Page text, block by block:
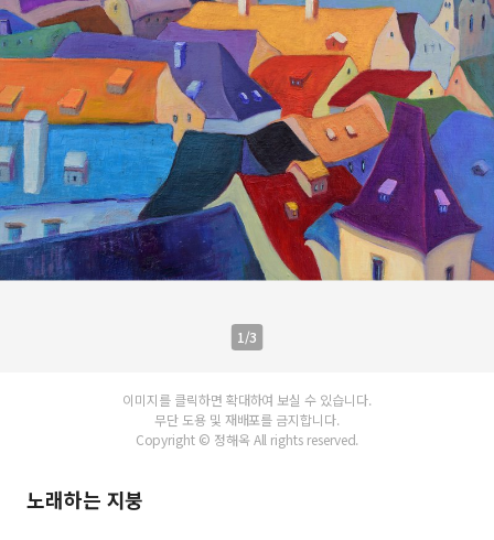
1/3
이미지를 클릭하면 확대하여 보실 수 있습니다.
무단 도용 및 재배포를 금지합니다.
Copyright © 정해옥 All rights reserved.
노래하는 지붕